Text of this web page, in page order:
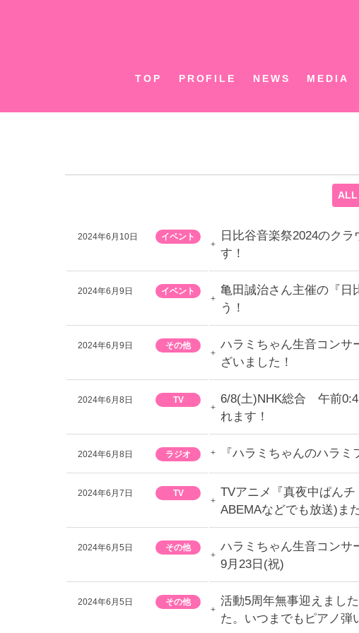
TOP PROFILE NEWS MEDIA
ALL
2024年6月10日 イベント
日比谷音楽祭2024のク
す！
2024年6月9日 イベント
亀田誠治さん主催の『日
う！
2024年6月9日 その他
ハラミちゃん生音コンサ
ざいました！
2024年6月8日 TV
6/8(土)NHK総合 午前
れます！
2024年6月8日 ラジオ 『ハラミちゃんのハラ
2024年6月7日 TV
TVアニメ『真夜中ぱん
ABEMAなどでも放送)ま
2024年6月5日 その他 ハラミちゃん生音コンサ
9月23日(祝)
2024年6月5日 その他
活動5周年無事迎えまし
た。いつまでもピアノ弾